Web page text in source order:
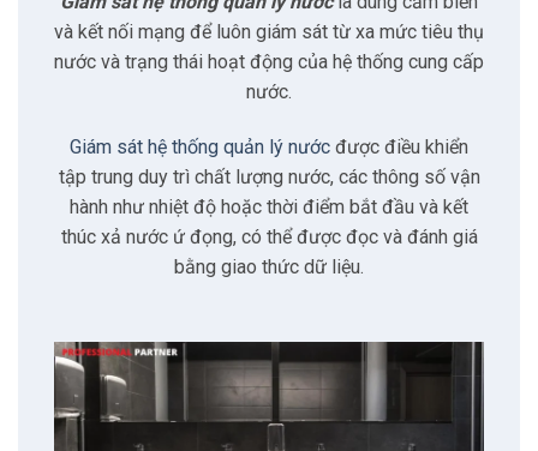
2.4 Bảo trì phức tạp
3.1 Điều khiển thông minh
Tích hợp liền mạch
3.4 Kiểm soát dữ liệu tập trung
và kết nối mạng để luôn giám sát từ xa mức tiêu thụ
nước và trạng thái hoạt động của hệ thống cung cấp
nước.
Giám sát hệ thống quản lý nước được điều khiển
tập trung duy trì chất lượng nước, các thông số vận
hành như nhiệt độ hoặc thời điểm bắt đầu và kết
thúc xả nước ứ đọng, có thể được đọc và đánh giá
bằng giao thức dữ liệu.